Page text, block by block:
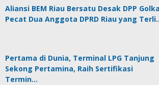
Aliansi BEM Riau Bersatu Desak DPP
Pecat Dua Anggota DPRD Riau yang
Pertama di Dunia, Terminal LPG Tanjung
Sekong Pertamina, Raih Sertifikasi
Termin…